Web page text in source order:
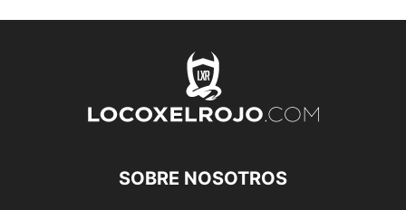
SOBRE NOSOTROS